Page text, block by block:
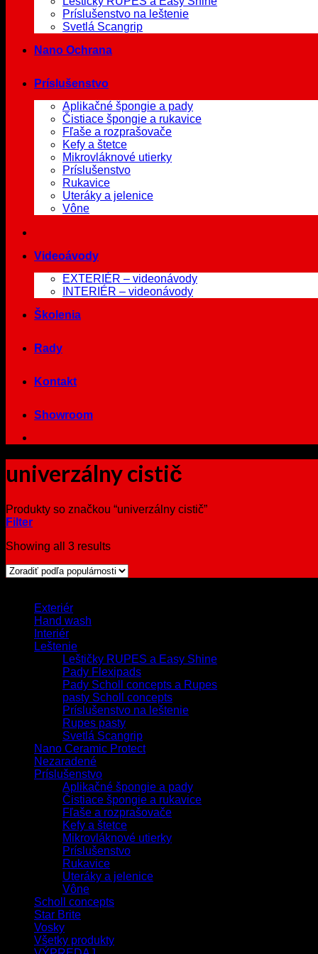
Príslušenstvo na leštenie
Svetlá Scangrip
Nano Ochrana
Príslušenstvo
Aplikačné špongie a pady
Čistiace špongie a rukavice
Fľaše a rozprašovače
Kefy a štetce
Mikrovláknové utierky
Príslušenstvo
Rukavice
Uteráky a jelenice
Vône
Videoávody
EXTERIÉR – videonávody
INTERIÉR – videonávody
Školenia
Rady
Kontakt
Showroom
univerzálny cistič
Produkty so značkou “univerzálny cistič”
Filter
Showing all 3 results
Exteriér
Hand wash
Interiér
Leštenie
Leštičky RUPES a Easy Shine
Pady Flexipads
Pady Scholl concepts a Rupes
pasty Scholl concepts
Príslušenstvo na leštenie
Rupes pasty
Svetlá Scangrip
Nano Ceramic Protect
Nezaradené
Príslušenstvo
Aplikačné špongie a pady
Čistiace špongie a rukavice
Fľaše a rozprašovače
Kefy a štetce
Mikrovláknové utierky
Príslušenstvo
Rukavice
Uteráky a jelenice
Vône
Scholl concepts
Star Brite
Vosky
Všetky produkty